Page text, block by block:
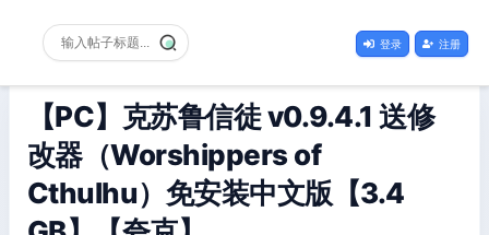
登录 注册
【PC】克苏鲁信徒 v0.9.4.1 送修
改器（Worshippers of
Cthulhu）免安装中文版【3.4